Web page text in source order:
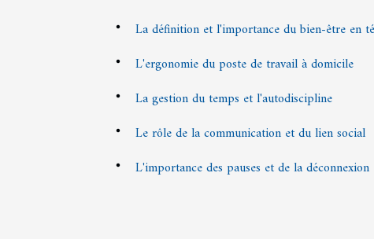
La définition et l'importance du bien-être en
L'ergonomie du poste de travail à domicile
La gestion du temps et l'autodiscipline
Le rôle de la communication et du lien social
L'importance des pauses et de la déconnexion